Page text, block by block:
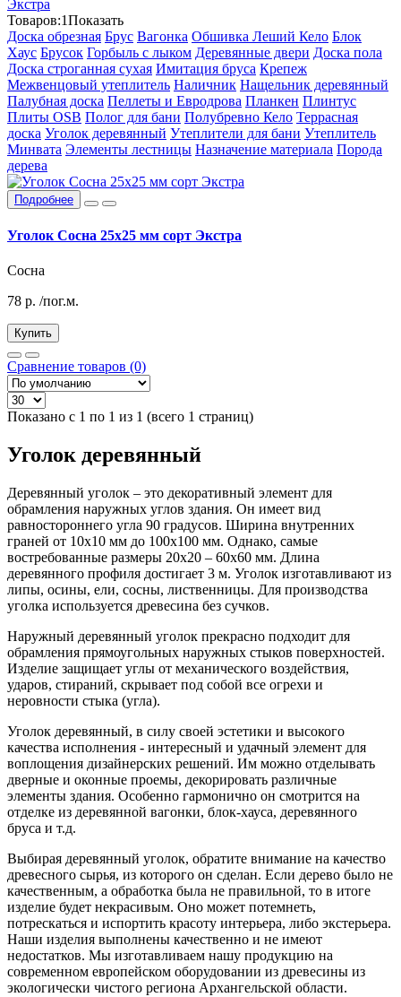
Экстра
Товаров:1Показать
Доска обрезная Брус Вагонка Обшивка Леший Кело Блок
Хаус Брусок Горбыль с лыком Деревянные двери Доска пола
Доска строганная сухая Имитация бруса Крепеж
Межвенцовый утеплитель Наличник Нащельник деревянный
Палубная доска Пеллеты и Евродрова Планкен Плинтус
Плиты OSB Полог для бани Полубревно Кело Террасная
доска Уголок деревянный Утеплители для бани Утеплитель
Минвата Элементы лестницы Назначение материала Порода
дерева
Подробнее
Уголок Сосна 25х25 мм сорт Экстра
Сосна
78 р. /пог.м.
Купить
Сравнение товаров (0)
Показано с 1 по 1 из 1 (всего 1 страниц)
Уголок деревянный
Деревянный уголок – это декоративный элемент для
обрамления наружных углов здания. Он имеет вид
равностороннего угла 90 градусов. Ширина внутренних
граней от 10х10 мм до 100х100 мм. Однако, самые
востребованные размеры 20х20 – 60х60 мм. Длина
деревянного профиля достигает 3 м. Уголок изготавливают из
липы, осины, ели, сосны, лиственницы. Для производства
уголка используется древесина без сучков.
Наружный деревянный уголок прекрасно подходит для
обрамления прямоугольных наружных стыков поверхностей.
Изделие защищает углы от механического воздействия,
ударов, стираний, скрывает под собой все огрехи и
неровности стыка (угла).
Уголок деревянный, в силу своей эстетики и высокого
качества исполнения - интересный и удачный элемент для
воплощения дизайнерских решений. Им можно отделывать
дверные и оконные проемы, декорировать различные
элементы здания. Особенно гармонично он смотрится на
отделке из деревянной вагонки, блок-хауса, деревянного
бруса и т.д.
Выбирая деревянный уголок, обратите внимание на качество
древесного сырья, из которого он сделан. Если дерево было не
качественным, а обработка была не правильной, то в итоге
изделие будет некрасивым. Оно может потемнеть,
потрескаться и испортить красоту интерьера, либо экстерьера.
Наши изделия выполнены качественно и не имеют
недостатков. Мы изготавливаем нашу продукцию на
современном европейском оборудовании из древесины из
экологически чистого региона Архангельской области.